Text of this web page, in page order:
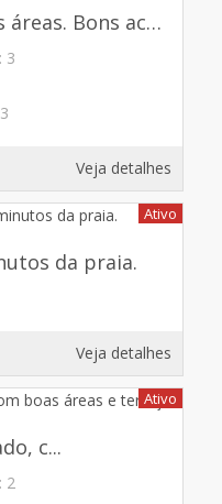
Apartamento com boas áreas. Bons acessos.
3
3
Veja detalhes
Ativo
da praia.
Veja detalhes
Ativo
c...
2